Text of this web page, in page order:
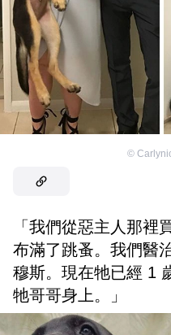
©
「我們從惡主人那裡
布滿了跳蚤。我們醫
穆斯。現在牠已經 1
牠哥哥身上。」